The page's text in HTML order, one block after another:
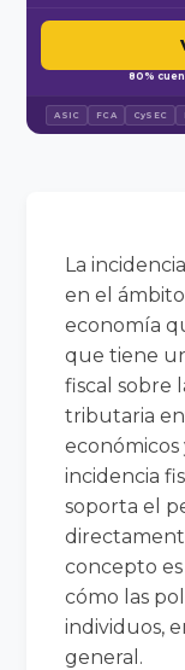
80%
ASIC FCA CySEC
La
en el
economía
que tiene
fiscal sobre
tributaria
económicos
incidencia
soporta el
concepto
cómo las
individuos,
general.